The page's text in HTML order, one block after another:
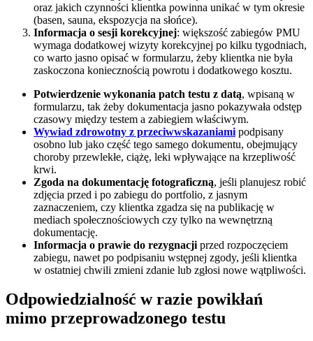
oraz jakich czynności klientka powinna unikać w tym okresie
(basen, sauna, ekspozycja na słońce).
Informacja o sesji korekcyjnej: większość zabiegów PMU
wymaga dodatkowej wizyty korekcyjnej po kilku tygodniach,
co warto jasno opisać w formularzu, żeby klientka nie była
zaskoczona koniecznością powrotu i dodatkowego kosztu.
Potwierdzenie wykonania patch testu z datą, wpisaną w
formularzu, tak żeby dokumentacja jasno pokazywała odstęp
czasowy między testem a zabiegiem właściwym.
Wywiad zdrowotny z przeciwwskazaniami podpisany
osobno lub jako część tego samego dokumentu, obejmujący
choroby przewlekłe, ciążę, leki wpływające na krzepliwość
krwi.
Zgoda na dokumentację fotograficzną, jeśli planujesz robić
zdjęcia przed i po zabiegu do portfolio, z jasnym
zaznaczeniem, czy klientka zgadza się na publikację w
mediach społecznościowych czy tylko na wewnętrzną
dokumentację.
Informacja o prawie do rezygnacji przed rozpoczęciem
zabiegu, nawet po podpisaniu wstępnej zgody, jeśli klientka
w ostatniej chwili zmieni zdanie lub zgłosi nowe wątpliwości.
Odpowiedzialność w razie powikłań
mimo przeprowadzonego testu